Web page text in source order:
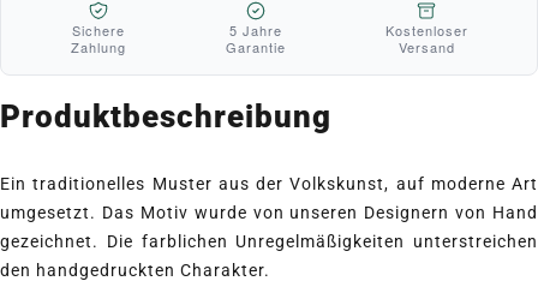
Sichere
Zahlung
5 Jahre
Garantie
Kostenloser
Versand
Produktbeschreibung
Ein traditionelles Muster aus der Volkskunst, auf moderne Art
umgesetzt. Das Motiv wurde von unseren Designern von Hand
gezeichnet. Die farblichen Unregelmäßigkeiten unterstreichen
den handgedruckten Charakter.